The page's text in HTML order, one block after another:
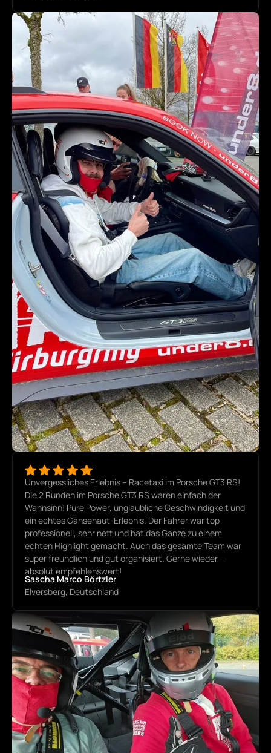
Unvergessliches Erlebnis – Racetaxi im Porsche GT3 RS!
Die 2 Runden im Porsche GT3 RS waren einfach der
Wahnsinn! Pure Power, unglaubliche Geschwindigkeit und
ein echtes Gänsehaut-Erlebnis. Der Fahrer war top
professionell, sehr nett und hat das Ganze zu einem
echten Highlight gemacht. Auch das gesamte Team war
super freundlich und gut organisiert. Gerne wieder –
absolut empfehlenswert!
Sascha Marco Börtzler
Elversberg, Deutschland